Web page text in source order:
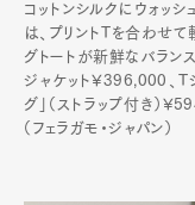
コットンシルクにウォッ
は、プリントTを合わせて
グトートが新鮮なバラン
ジャケット¥396,000、
グ」（ストラップ付き）
（フェラガモ・ジャパン）